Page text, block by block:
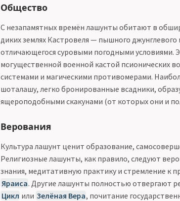
Общество
С незапамятных времён лашунты обитают в
диких землях Кастровеля — пышного
отличающегося суровыми погодными условиями.
могущественной военной кастой псионических
системами и магическими противомерами.
шоталашу, легко бронированные всадники,
ящероподобными скакунами (от которых они и
Верования
Культура лашунт ценит образование,
Религиозные лашунты, как правило, следуют
знания, медитативную практику и стремление к
Яраиса. Другие лашунты полностью отвергают
Цикл или Зелёная Вера, почитание